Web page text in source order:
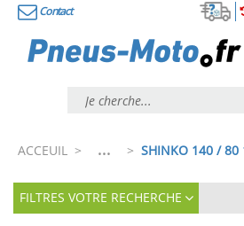
Contact
ACCEUIL > ... > SHINKO 140 / 80
FILTRES VOTRE RECHERCHE